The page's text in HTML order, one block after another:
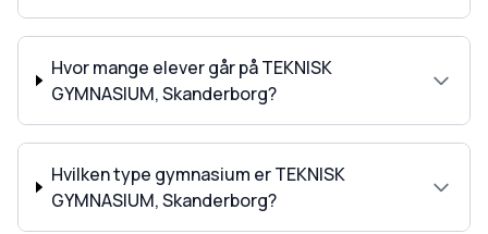
Hvor mange elever går på TEKNISK
GYMNASIUM, Skanderborg?
Hvilken type gymnasium er TEKNISK
GYMNASIUM, Skanderborg?